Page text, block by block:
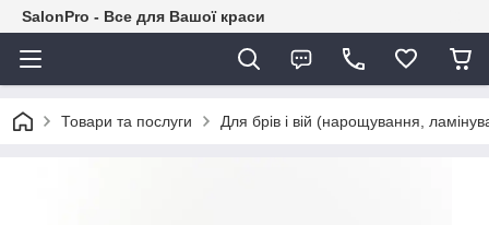
SalonPro - Все для Вашої краси
Товари та послуги Для брів і вій (нарощування,